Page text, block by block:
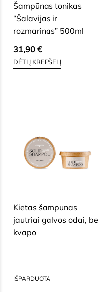
Šampūnas tonikas
“Šalavijas ir
rozmarinas” 500ml
31,90 €
DĖTI Į KREPŠELĮ
Kietas šampūnas
jautriai galvos odai, be
kvapo
IŠPARDUOTA